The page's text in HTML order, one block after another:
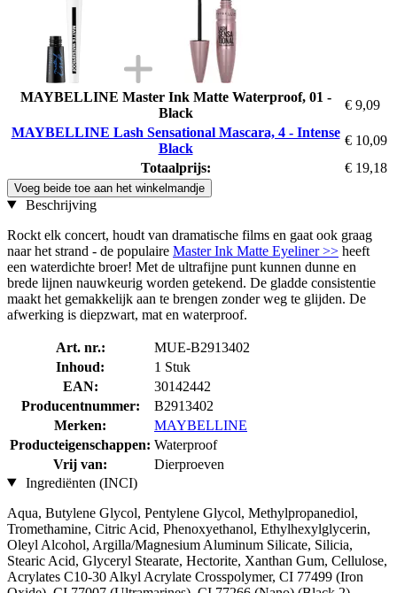
MAYBELLINE Master Ink Matte Waterproof, 01 -
Black
€ 9,09
MAYBELLINE Lash Sensational Mascara, 4 - Intense
Black
€ 10,09
Totaalprijs:
€ 19,18
Voeg beide toe aan het winkelmandje
Beschrijving
Rockt elk concert, houdt van dramatische films en gaat ook graag
naar het strand - de populaire Master Ink Matte Eyeliner >> heeft
een waterdichte broer! Met de ultrafijne punt kunnen dunne en
brede lijnen nauwkeurig worden getekend. De gladde consistentie
maakt het gemakkelijk aan te brengen zonder weg te glijden. De
afwerking is diepzwart, mat en waterproof.
Art. nr.:
MUE-B2913402
Inhoud:
1 Stuk
EAN:
30142442
Producentnummer:
B2913402
Merken:
MAYBELLINE
Producteigenschappen: Waterproof
Vrij van:
Dierproeven
Ingrediënten (INCI)
Aqua, Butylene Glycol, Pentylene Glycol, Methylpropanediol,
Tromethamine, Citric Acid, Phenoxyethanol, Ethylhexylglycerin,
Oleyl Alcohol, Argilla/Magnesium Aluminum Silicate, Silicia,
Stearic Acid, Glyceryl Stearate, Hectorite, Xanthan Gum, Cellulose,
Acrylates C10-30 Alkyl Acrylate Crosspolymer, CI 77499 (Iron